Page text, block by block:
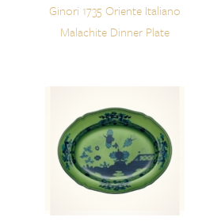
Ginori 1735 Oriente Italiano
Malachite Dinner Plate